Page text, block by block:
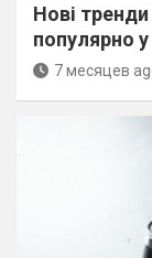
Нові
популярно у
7 месяцев